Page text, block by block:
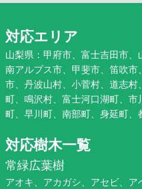
対応エリア
山梨県：甲府市、富士吉田市、
南アルプス市、甲斐市、笛吹
市、丹波山村、小菅村、道志
町、鳴沢村、富士河口湖町、
町、早川町、南部町、身延町、
対応樹木一覧
常緑広葉樹
アオキ、アカガシ、アセビ、